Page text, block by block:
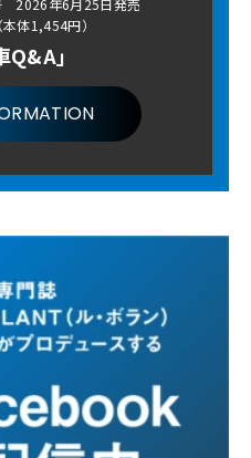
2026年6月25日発売
体1,454円）
Q&A」